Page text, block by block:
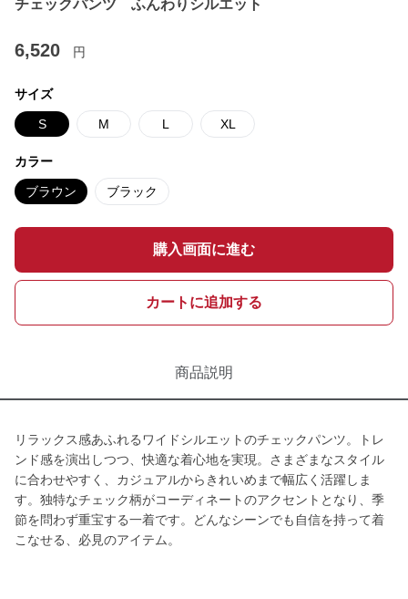
チェックパンツ ふんわりシルエット
6,520 円
サイズ
S M L XL
カラー
ブラウン ブラック
購入画面に進む
カートに追加する
商品説明
リラックス感あふれるワイドシルエットのチェックパンツ。トレ
ンド感を演出しつつ、快適な着心地を実現。さまざまなスタイル
に合わせやすく、カジュアルからきれいめまで幅広く活躍しま
す。独特なチェック柄がコーディネートのアクセントとなり、季
節を問わず重宝する一着です。どんなシーンでも自信を持って着
こなせる、必見のアイテム。